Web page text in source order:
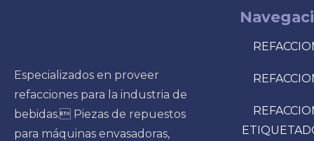
Especializados en proveer
refacciones para la industria de
bebidas. Piezas de repuestos
para máquinas envasadoras,